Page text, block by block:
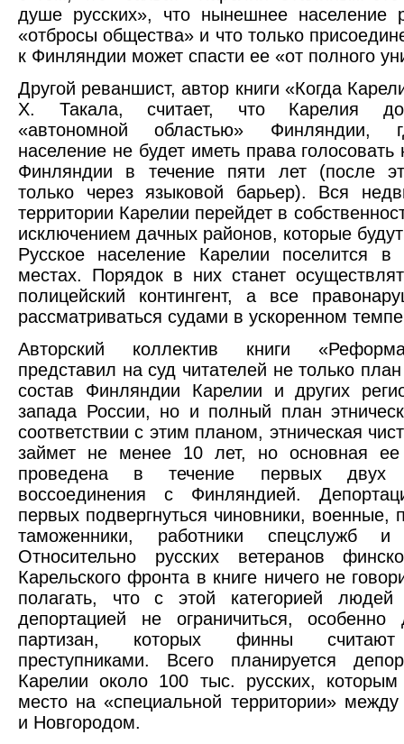
душе русских», что нынешнее население
«отбросы общества» и что только
к Финляндии может спасти ее «от полного
Другой реваншист, автор книги «Когда
Х. Такала, считает, что Карелия
«автономной областью» Финляндии,
население не будет иметь права
Финляндии в течение пяти лет (после
только через языковой барьер). Вся
территории Карелии перейдет в
исключением дачных районов, которые
Русское население Карелии поселится в
местах. Порядок в них станет
полицейский контингент, а все
рассматриваться судами в ускоренном
Авторский коллектив книги
представил на суд читателей не только
состав Финляндии Карелии и других
запада России, но и полный план
соответствии с этим планом, этническая
займет не менее 10 лет, но основная ее
проведена в течение первых двух
воссоединения с Финляндией.
первых подвергнуться чиновники, военные,
таможенники, работники спецслужб
Относительно русских ветеранов
Карельского фронта в книге ничего не
полагать, что с этой категорией
депортацией не ограничиться,
партизан, которых финны
преступниками. Всего планируется
Карелии около 100 тыс. русских, которым
место на «специальной территории» между
и Новгородом.